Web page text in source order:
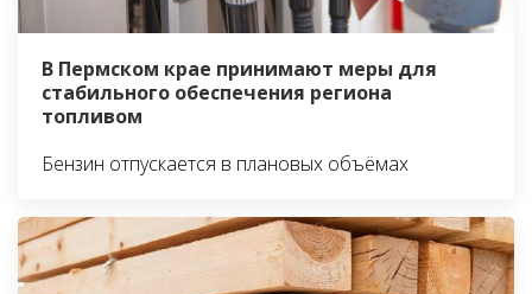
В Пермском крае принимают меры для
стабильного обеспечения региона
топливом
Бензин отпускается в плановых объёмах